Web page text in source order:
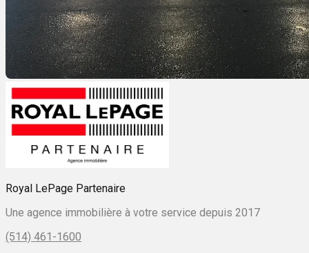
Royal LePage Partenaire
Une agence immobilière à votre service depuis 2017
(514) 461-1600